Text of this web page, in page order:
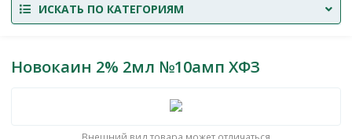
ИСКАТЬ ПО КАТЕГОРИЯМ
Новокаин 2% 2мл №10амп ХФЗ